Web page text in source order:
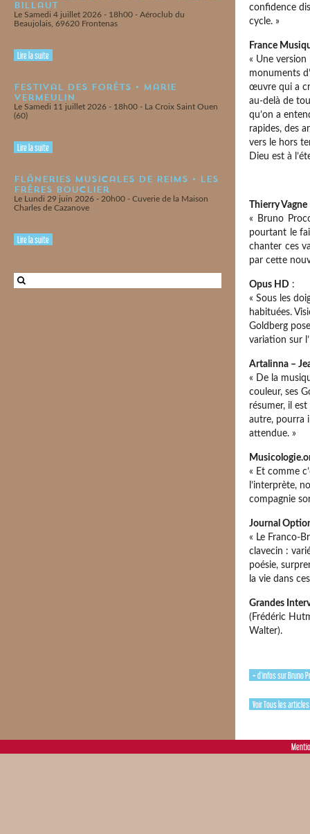
Billaut
Le Samedi 4 juillet 2026 - 18h00 - Aéroclub du
Beaujolais, 69620 Frontenas
Lire la suite
Festival des Forêts • Marie
Vermeulin
Le Samedi 11 juillet 2026 - 18h00 - La Croix Saint Ouen
(60)
Lire la suite
Flâneries Musicales de Reims • Les
Frères Bouclier
Le Lundi 29 juin 2026 - 20h00 - Cuverie de la Maison
Charles de Cazanove
Lire la suite
confidence
cycle. »
France
« Une version
monuments
œuvre qui a
au-delà de
qu’on a
rapides, des
vers le hors
Dieu est à
Thierry Vagne
« Bruno
pourtant le
chanter ces
par cette
Opus HD :
« Sous les
habituées.
Goldberg
variation sur
Artalinna –
« De la
couleur, ses
résumer, il
autre, pourra
attendue. »
« Et comme
l’interprète,
compagnie
Journal
« Le Franco-
clavecin :
poésie,
la vie dans
Grandes
(Frédéric
Walter).
+ d'infos sur Bruno
Voir Tous les